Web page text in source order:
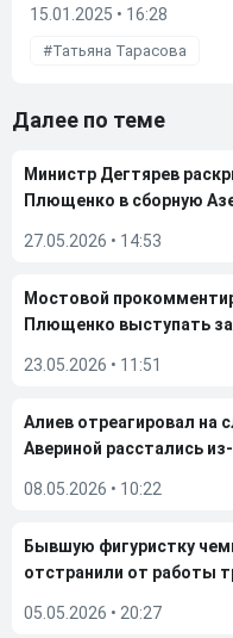
15.01.2025 • 16:28
Татьяна Тарасова
Далее по теме
Министр Дегтярев
Плющенко в сборную
27.05.2026 • 14:53
Мостовой
Плющенко выступать
23.05.2026 • 11:51
Алиев отреагировал на
Авериной расстались
08.05.2026 • 10:22
Бывшую фигуристку
отстранили от работы
05.05.2026 • 20:27